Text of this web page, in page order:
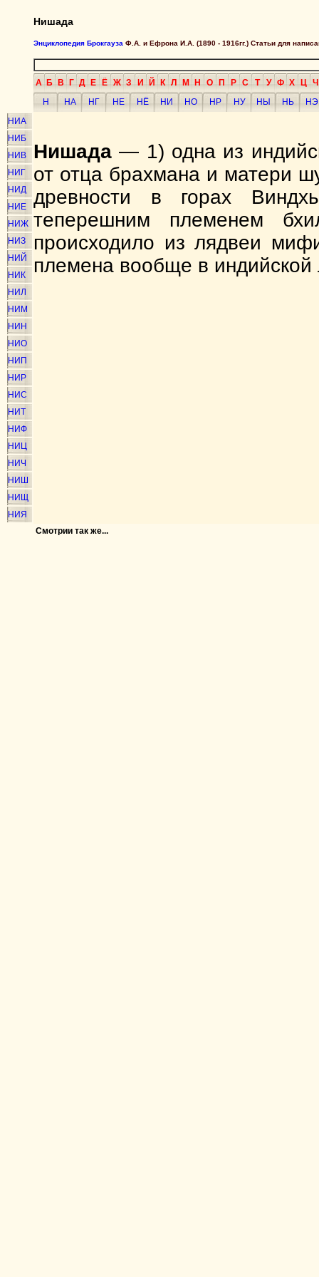
Нишада
Энциклопедия Брокгауза Ф.А. и Ефрона И.А. (1890 - 1916гг.) Статьи для
А Б В Г Д Е Ё Ж З И Й К Л М Н О П Р С Т У Ф Х Ц Ч
Н
НА НГ НЕ НЁ НИ НО НР НУ НЫ НЬ
НЭ
НИА
НИБ
НИВ
НИГ
НИД
НИЕ
НИЖ
НИЗ
НИЙ
НИК
НИЛ
НИМ
НИН
НИО
НИП
НИР
НИС
НИТ
НИФ
НИЦ
НИЧ
НИШ
НИЩ
НИЯ
Нишада — 1) одна из
от отца брахмана и матери
древности в горах
теперешним племенем
происходило из лядвеи
племена вообще в индийской
Смотрии так же...